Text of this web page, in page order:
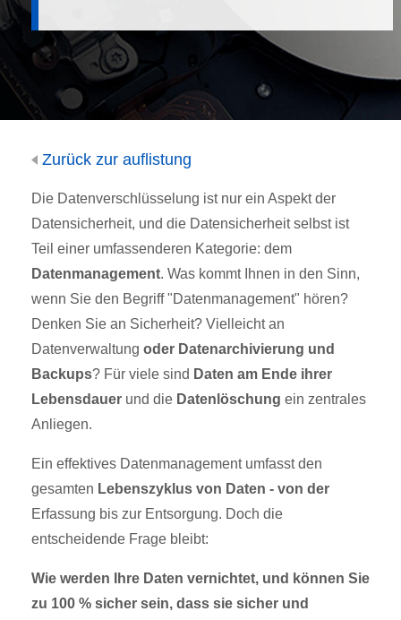
Zurück zur auflistung
Die Datenverschlüsselung ist nur ein Aspekt der
Datensicherheit, und die Datensicherheit selbst ist
Teil einer umfassenderen Kategorie: dem
Datenmanagement. Was kommt Ihnen in den Sinn,
wenn Sie den Begriff "Datenmanagement" hören?
Denken Sie an Sicherheit? Vielleicht an
Datenverwaltung oder Datenarchivierung und
Backups? Für viele sind Daten am Ende ihrer
Lebensdauer und die Datenlöschung ein zentrales
Anliegen.
Ein effektives Datenmanagement umfasst den
gesamten Lebenszyklus von Daten - von der
Erfassung bis zur Entsorgung. Doch die
entscheidende Frage bleibt:
Wie werden Ihre Daten vernichtet, und können Sie
zu 100 % sicher sein, dass sie sicher und